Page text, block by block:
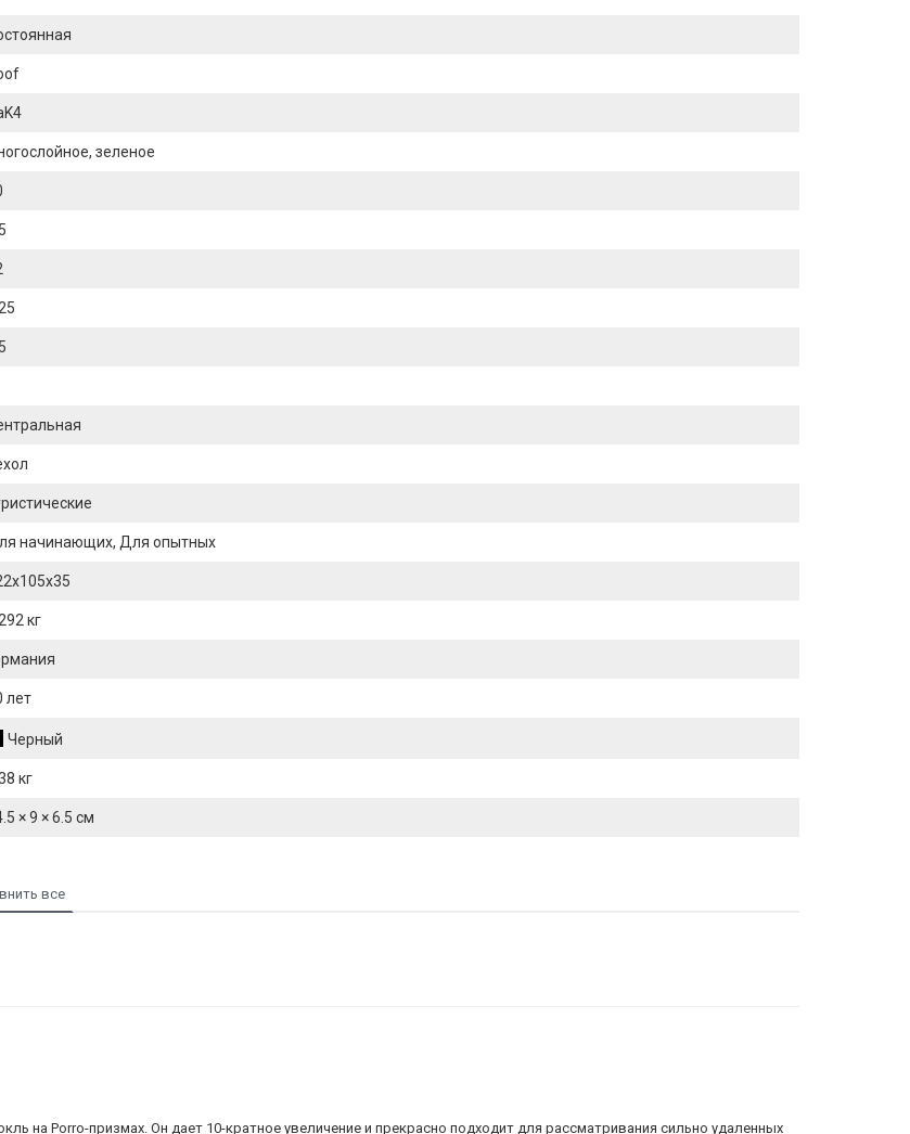
зеленое
начинающих, Для опытных
кг
лет
Черный
кг
× 9 × 6.5 см
на Porro-призмах. Он дает 10-кратное увеличение и прекрасно подходит для рассматривания сильно удаленных